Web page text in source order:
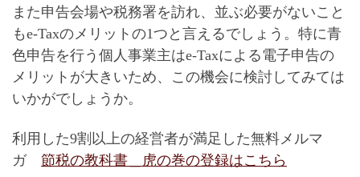
また申告会場や税務署を訪れ、並ぶ必要がないこと
もe-Taxのメリットの1つと言えるでしょう。特に青
色申告を行う個人事業主はe-Taxによる電子申告の
メリットが大きいため、この機会に検討してみては
いかがでしょうか。
利用した9割以上の経営者が満足した無料メルマ
ガ 節税の教科書＿虎の巻の登録はこちら